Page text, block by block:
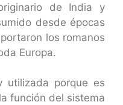
de India y
desde épocas
los romanos
Europa.
utilizada porque es
función del sistema